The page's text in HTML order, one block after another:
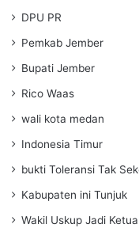
DPU PR
Pemkab Jember
Bupati Jember
Rico Waas
wali kota medan
Indonesia Timur
bukti Toleransi Tak
Kabupaten ini Tunjuk
Wakil Uskup Jadi